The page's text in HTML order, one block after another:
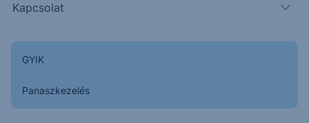
Kapcsolat
GYIK
Panaszkezelés
Legfontosabb adatok